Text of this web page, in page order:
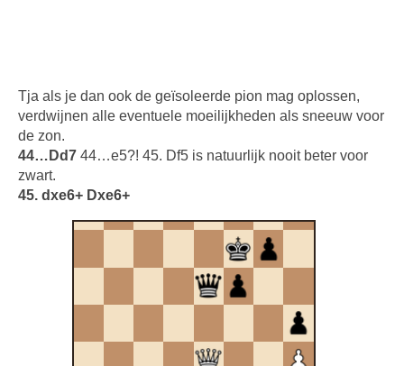
Tja als je dan ook de geïsoleerde pion mag oplossen,
verdwijnen alle eventuele moeilijkheden als sneeuw voor
de zon.
44…Dd7 44…e5?! 45. Df5 is natuurlijk nooit beter voor
zwart.
45. dxe6+ Dxe6+